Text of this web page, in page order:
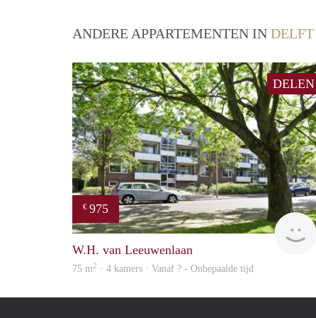
ANDERE APPARTEMENTEN IN DELFT
DELEN
€ 975
W.H. van Leeuwenlaan
75 m2 · 4 kamers · Vanaf ? - Onbepaalde tijd